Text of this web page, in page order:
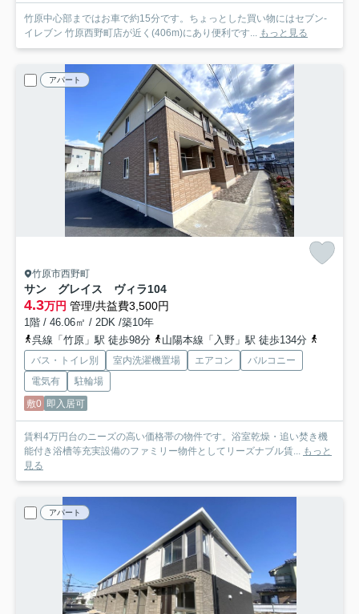
竹原中心部まではお車で約15分です。ちょっとした買い物にはセブン-
イレブン 竹原西野町店が近く(406m)にあり便利です... もっと見る
アパート
竹原市西野町
サン グレイス ヴィラ104
4.3万円 管理/共益費3,500円
1階 / 46.06㎡ / 2DK /築10年
呉線「竹原」駅 徒歩98分
山陽本線「入野」駅 徒歩134分
バス・トイレ別 室内洗濯機置場 エアコン
バルコニー
電気有
駐輪場
敷0 即入居可
賃料4万円台のニーズの高い価格帯の物件です。浴室乾燥・追い焚き機
能付き浴槽等充実設備のファミリー物件としてリーズナブル賃... もっと
見る
アパート